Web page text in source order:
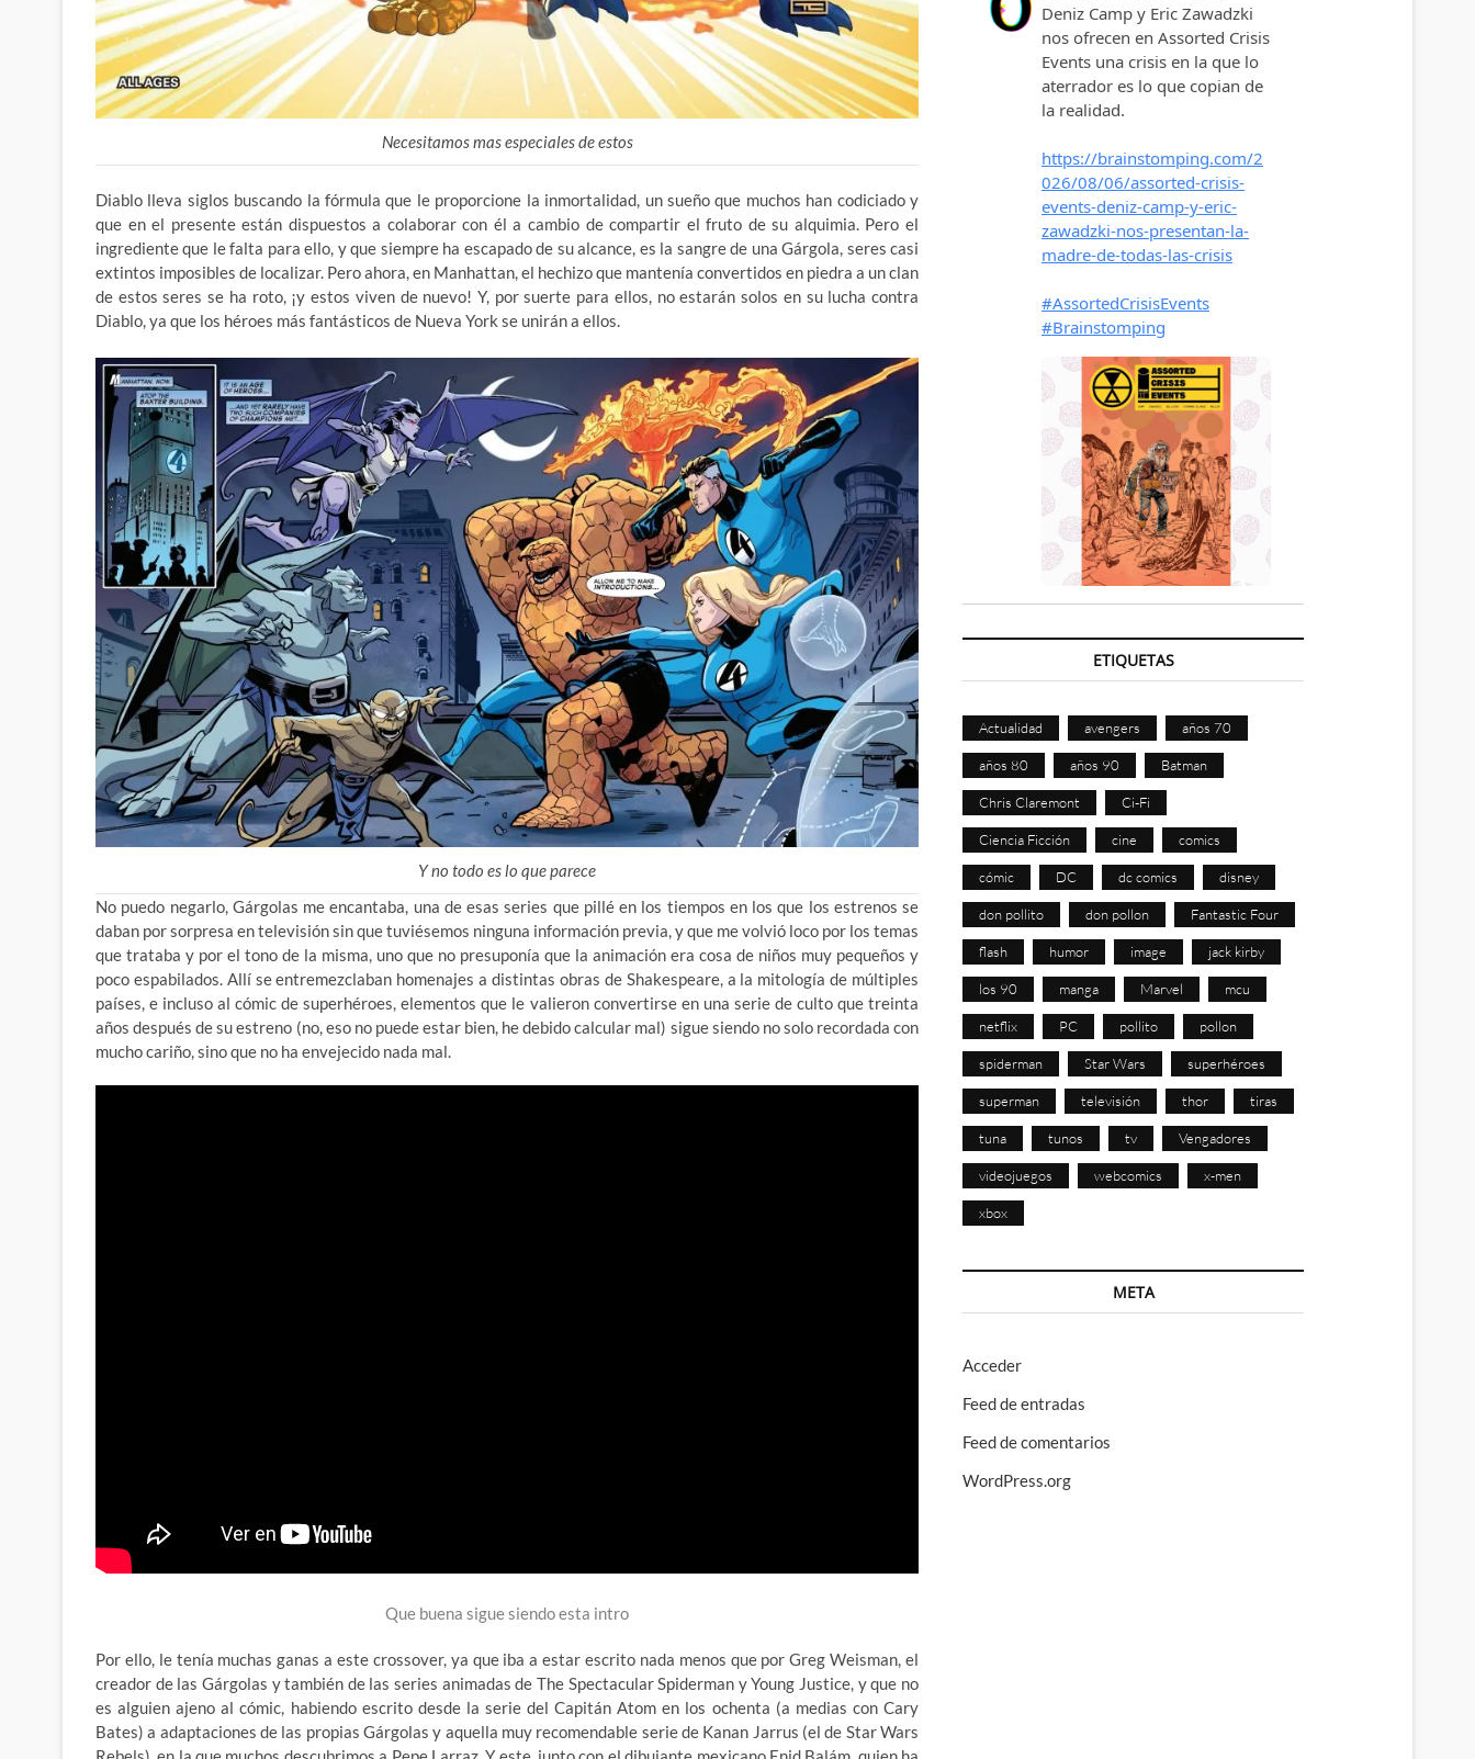
Necesitamos mas especiales de estos
Diablo lleva siglos buscando la fórmula que le proporcione la inmortalidad, un sueño que muchos han codiciado y
que en el presente están dispuestos a colaborar con él a cambio de compartir el fruto de su alquimia. Pero el
ingrediente que le falta para ello, y que siempre ha escapado de su alcance, es la sangre de una Gárgola, seres casi
extintos imposibles de localizar. Pero ahora, en Manhattan, el hechizo que mantenía convertidos en piedra a un clan
de estos seres se ha roto, ¡y estos viven de nuevo! Y, por suerte para ellos, no estarán solos en su lucha contra
Diablo, ya que los héroes más fantásticos de Nueva York se unirán a ellos.
Y no todo es lo que parece
No puedo negarlo, Gárgolas me encantaba, una de esas series que pillé en los tiempos en los que los estrenos se
daban por sorpresa en televisión sin que tuviésemos ninguna información previa, y que me volvió loco por los temas
que trataba y por el tono de la misma, uno que no presuponía que la animación era cosa de niños muy pequeños y
poco espabilados. Allí se entremezclaban homenajes a distintas obras de Shakespeare, a la mitología de múltiples
países, e incluso al cómic de superhéroes, elementos que le valieron convertirse en una serie de culto que treinta
años después de su estreno (no, eso no puede estar bien, he debido calcular mal) sigue siendo no solo recordada con
mucho cariño, sino que no ha envejecido nada mal.
Que buena sigue siendo esta intro
Por ello, le tenía muchas ganas a este crossover, ya que iba a estar escrito nada menos que por Greg Weisman, el
creador de las Gárgolas y también de las series animadas de The Spectacular Spiderman y Young Justice, y que no
es alguien ajeno al cómic, habiendo escrito desde la serie del Capitán Atom en los ochenta (a medias con Cary
Bates) a adaptaciones de las propias Gárgolas y aquella muy recomendable serie de Kanan Jarrus (el de Star Wars
ETIQUETAS
Actualidad avengers años 70
años 80 años 90 Batman
Chris Claremont Ci-Fi
Ciencia Ficción cine comics
cómic DC dc comics disney
don pollito don pollon Fantastic Four
flash humor image jack kirby
los 90 manga Marvel mcu
netflix PC pollito pollon
spiderman Star Wars superhéroes
superman televisión thor tiras
tuna tunos tv Vengadores
videojuegos webcomics x-men
xbox
META
Acceder
Feed de entradas
Feed de comentarios
WordPress.org